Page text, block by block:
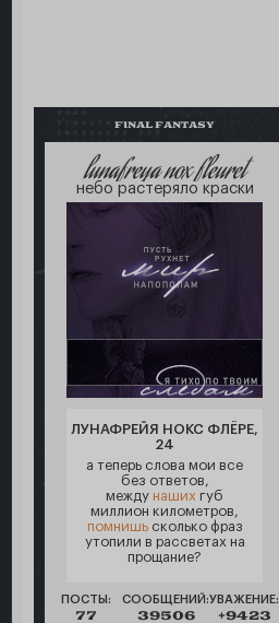
FINAL FANTASY
lunafreya nox fleuret
небо растеряло краски
ЛУНАФРЕЙЯ НОКС ФЛЁРЕ,
24
а теперь слова мои все
без ответов,
между наших губ
миллион километров,
помнишьсколько фраз
утопили в рассветах на
прощание?
ПОСТЫ:
77
СООБЩЕНИЙ:
39506
УВАЖЕНИЕ:
+9423